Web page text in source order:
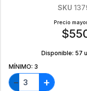
SKU
Precio
$
Disponible: 57
MÍNIMO: 3
− +